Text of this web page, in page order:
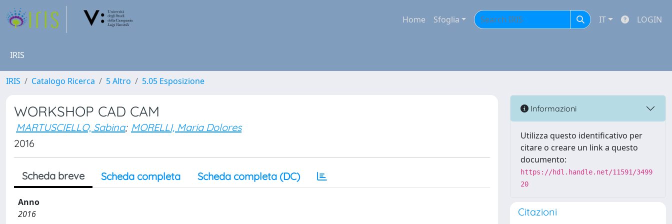
Home Sfoglia IT LOGIN
IRIS
IRIS Catalogo Ricerca 5 Altro 5.05 Esposizione
WORKSHOP CAD CAM
MARTUSCIELLO, Sabina; MORELLI, Maria Dolores
2016
Scheda breve Scheda completa Scheda completa (DC)
Anno
2016
Informazioni
Utilizza questo identificativo per
citare o creare un link a questo
documento:
https://hdl.handle.net/11591/3499
20
Citazioni